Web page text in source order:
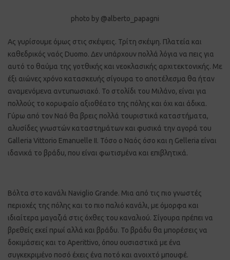
photo by @alberto_papagni
Ας γυρίσουμε όμως στις σκέψεις. Τρίτη σκέψη. Πλατεία και
καθεδρικός ναός Duomo. Δεν υπάρχουν πολλά λόγια να πεις για
αυτό το θαύμα της γοτθικής και νεοκλασικής αρχιτεκτονικής. Με
έξι αιώνες χρόνο κατασκευής σίγουρα το αποτέλεσμα θα ήταν
αναμενόμενα αντυπωσιακό. Το στολίδι του Μιλάνο, είναι για
πολλούς το κορυφαίο αξιοθέατο της πόλης και όχι και άδικα.
Γύρω από τον Ναό θα βρεις πολλά τουριστικά καταστήματα,
αλυσίδες γνωστών καταστημάτων και φυσικά την αγορά του
Galleria Vittorio Emanuelle II. Τόσο ο Ναός όσο και η Gelleria είναι
ιδανικά το βράδυ, που είναι φωτισμένα και επιβλητικά.
Βόλτα στο κανάλι Naviglio Grande. Μια από τις πιο γνωστές
περιοχές της πόλης και το πιο παλιό κανάλι, με όμορφα και
ιδιαίτερα μαγαζιά στις όχθες του καναλιού. Σίγουρα πρέπει να
βρεθείς εκεί πρωί αλλά και βράδυ. Το βράδυ θα μπορέσεις να
δοκιμάσεις και το Aperittivo, όπου ουσιαστικά με ένα
συγκεκριμένο ποσό έχεις ένα ποτό και ανοιχτό μπουφέ.